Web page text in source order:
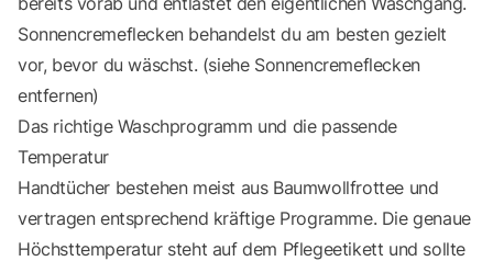
Sonnencremeflecken behandelst du am besten gezielt
vor, bevor du wäschst. (siehe Sonnencremeflecken
entfernen)
Das richtige Waschprogramm und die passende
Temperatur
Handtücher bestehen meist aus Baumwollfrottee und
vertragen entsprechend kräftige Programme. Die genaue
Höchsttemperatur steht auf dem Pflegeetikett und sollte